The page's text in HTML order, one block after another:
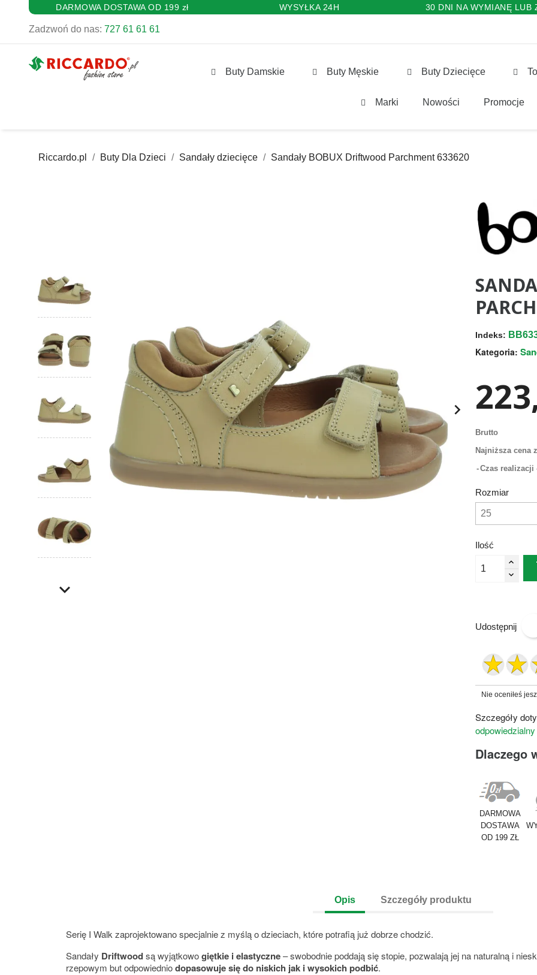
DARMOWA DOSTAWA OD 199 zł WYSYŁKA 24H 30 DNI NA WYMIANĘ LUB
Zadzwoń do nas: 727 61 61 61
Buty Damskie Buty Męskie Buty Dziecięce
Marki Nowości Promocje
Riccardo.pl Buty Dla Dzieci Sandały dziecięce Sandały BOBUX Driftwood Parchment 633620

Indeks:
Kategoria:
Brutto
Najniższa cena
Czas realizacji
Rozmiar
Ilość
Udostępnij
Nie oceniłeś
Szczegóły
Dlaczego
DARMOWA
DOSTAWA
OD 199 ZŁ
Opis Szczegóły produktu
Serię I Walk zaprojektowano specjalnie z myślą o dzieciach, które potrafią już dobrze chodzić.
Sandały Driftwoodsą wyjątkowogiętkie i elastyczne– swobodnie poddają się stopie, pozwalają jej na naturalną i
rzepowym but odpowiedniodopasowuje się do niskich jak i wysokich podbić.